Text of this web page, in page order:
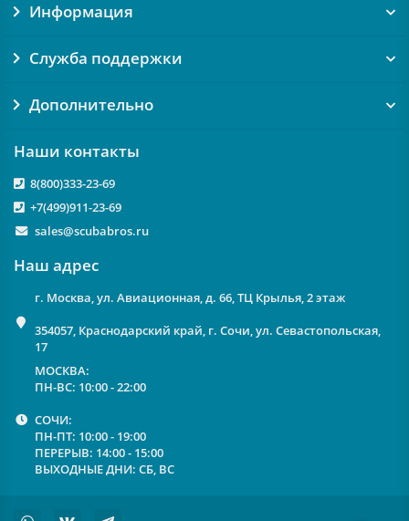
Информация
Служба поддержки
Дополнительно
Наши контакты
8(800)333-23-69
+7(499)911-23-69
sales@scubabros.ru
Наш адрес
г. Москва, ул. Авиационная, д. 66, ТЦ Крылья, 2 этаж
354057, Краснодарский край, г. Сочи, ул. Севастопольская,
17
МОСКВА:
ПН-ВС: 10:00 - 22:00
СОЧИ:
ПН-ПТ: 10:00 - 19:00
ПЕРЕРЫВ: 14:00 - 15:00
ВЫХОДНЫЕ ДНИ: СБ, ВС